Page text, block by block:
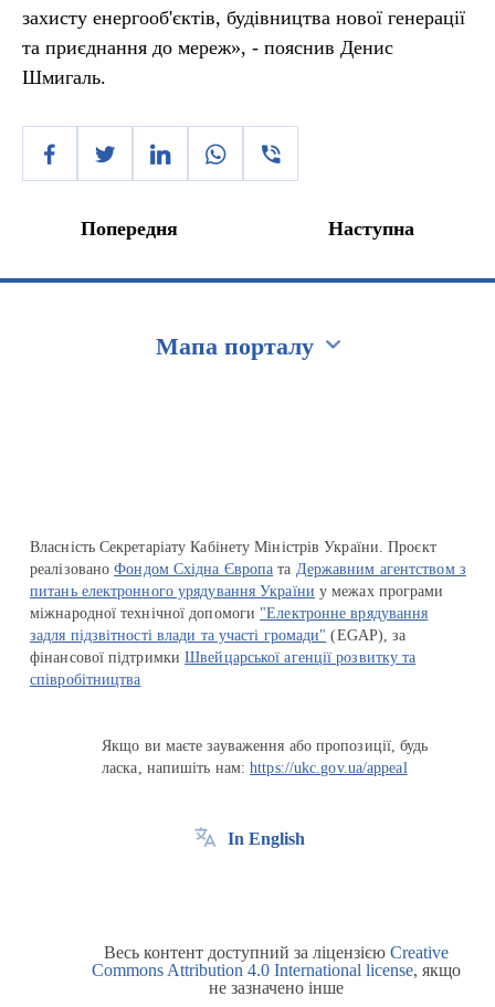
захисту енергооб'єктів, будівництва нової генерації
та приєднання до мереж», - пояснив Денис
Шмигаль.
Попередня Наступна
Мапа порталу
Власність Секретаріату Кабінету Міністрів України. Проєкт
реалізованоФондом Східна Європа та Державним агентством з
питань електронного урядування України у межах програми
міжнародної технічної допомоги "Електронне врядування
задля підзвітності влади та участі громади" (EGAP), за
фінансової підтримкиШвейцарської агенції розвитку та
співробітництва
Якщо ви маєте зауваження або пропозиції, будь
ласка, напишіть нам:https://ukc.gov.ua/appeal
In English
Весь контент доступний за ліцензією Creative
Commons Attribution 4.0 International license, якщо
не зазначено інше